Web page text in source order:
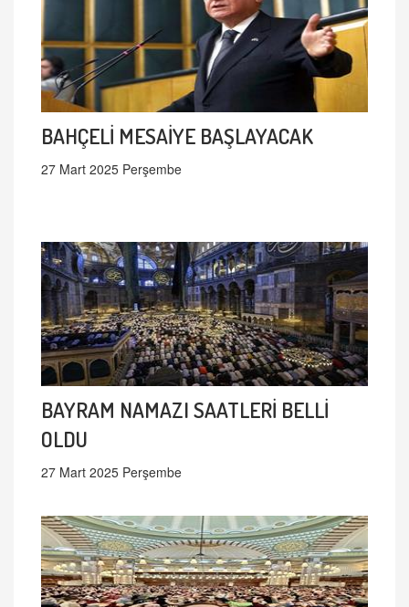
BAHÇELİ MESAİYE BAŞLAYACAK
27 Mart 2025 Perşembe
BAYRAM NAMAZI SAATLERİ BELLİ
OLDU
27 Mart 2025 Perşembe